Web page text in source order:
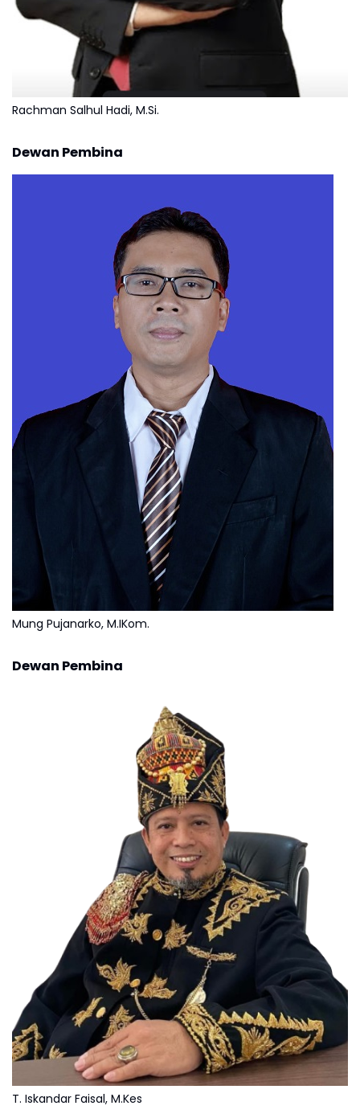
Rachman Salhul Hadi, M.Si.
Dewan Pembina
Mung Pujanarko, M.IKom.
Dewan Pembina
T. Iskandar Faisal, M.Kes